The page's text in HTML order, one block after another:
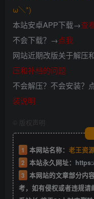
ω＼*)
本站安卓APP下载→查
不会下载？→点我
网站近期改版关于解压
压和补档的问题
不会解压？不会安装？
装说明
版权声明
1 本网站名称： 老王资
2 本站永久网址：
3 本网站的文章部分内
考，如有侵权或者违规